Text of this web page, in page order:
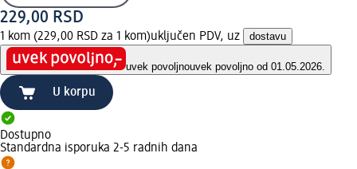
229,00 RSD
1 kom (229,00 RSD za 1 kom)uključen PDV, uz dostavu
uvek povoljnouvek povoljno od 01.05.2026.
U korpu
Dostupno
Standardna isporuka 2-5 radnih dana